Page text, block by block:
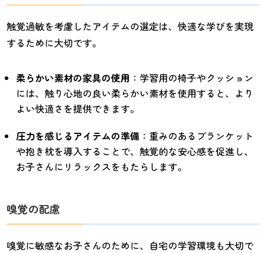
触覚過敏を考慮したアイテムの選定は、快適な学びを実現
するために大切です。
柔らかい素材の家具の使用 ：学習用の椅子やクッション
には、触り心地の良い柔らかい素材を使用すると、より
よい快適さを提供できます。
圧力を感じるアイテムの準備 ：重みのあるブランケット
や抱き枕を導入することで、触覚的な安心感を促進し、
お子さんにリラックスをもたらします。
嗅覚の配慮
嗅覚に敏感なお子さんのために、自宅の学習環境も大切で